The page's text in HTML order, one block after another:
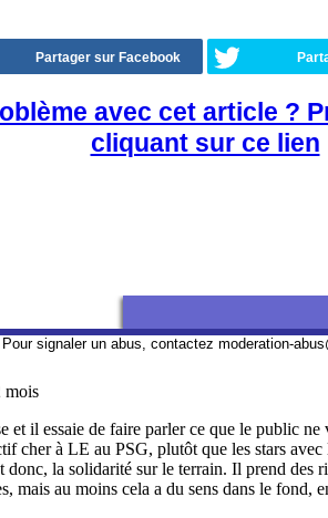
Partager sur Facebook
avec cet article ?
cliquant sur ce lien
Pour signaler un abus, contactez moderation-